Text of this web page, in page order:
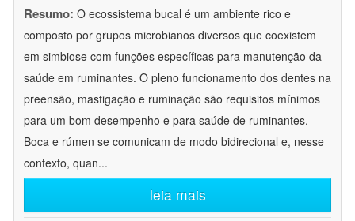
Resumo: O ecossistema bucal é um ambiente rico e
composto por grupos microbianos diversos que coexistem
em simbiose com funções específicas para manutenção da
saúde em ruminantes. O pleno funcionamento dos dentes na
preensão, mastigação e ruminação são requisitos mínimos
para um bom desempenho e para saúde de ruminantes.
Boca e rúmen se comunicam de modo bidirecional e, nesse
contexto, quan...
leia mais